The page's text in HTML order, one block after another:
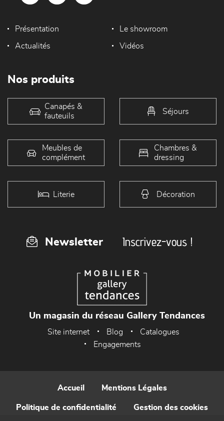
Présentation Le showroom
Actualités Vidéos
Nos produits
Canapés &
fauteuils
Séjours
Meubles de
complément
Chambres &
dressing
Literie Décoration
Newsletter Inscrivez-vous !
Un magasin du réseau Gallery Tendances
Site internet Blog
Catalogues
Engagements
Accueil Mentions Légales
Politique de confidentialité Gestion des cookies